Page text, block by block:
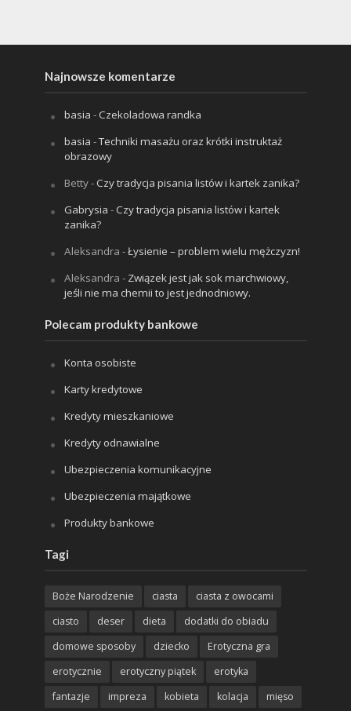
Najnowsze komentarze
basia -Czekoladowa randka
basia -Techniki masażu oraz krótki instruktaż
obrazowy
Betty-Czy tradycja pisania listów i kartek zanika?
Gabrysia -Czy tradycja pisania listów i kartek
zanika?
Aleksandra -Łysienie – problem wielu mężczyzn!
Aleksandra - Związek jest jak sok marchwiowy,
jeśli nie ma chemii to jest jednodniowy.
Polecam produkty bankowe
Konta osobiste
Karty kredytowe
Kredyty mieszkaniowe
Kredyty odnawialne
Ubezpieczenia komunikacyjne
Ubezpieczenia majątkowe
Produkty bankowe
Tagi
Boże Narodzenie ciasta
ciasta z owocami
ciasto
deser dieta
dodatki do obiadu
domowe sposoby
dziecko
Erotyczna gra
erotycznie
erotyczny piątek
erotyka
fantazje
impreza kobieta kolacja
mięso